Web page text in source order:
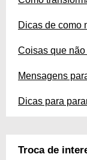
Dicas de como
Coisas que
Mensagens
Dicas para
Troca de